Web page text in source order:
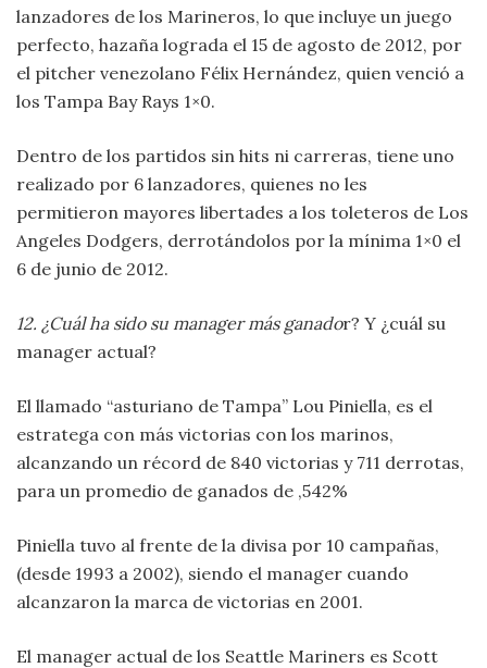
lanzadores de los Marineros, lo que incluye un juego
perfecto, hazaña lograda el 15 de agosto de 2012, por
el pitcher venezolano Félix Hernández, quien venció a
los Tampa Bay Rays 1×0.
Dentro de los partidos sin hits ni carreras, tiene uno
realizado por 6 lanzadores, quienes no les
permitieron mayores libertades a los toleteros de Los
Angeles Dodgers, derrotándolos por la mínima 1×0 el
6 de junio de 2012.
12. ¿Cuál ha sido su manager más ganador? Y ¿cuál su
manager actual?
El llamado “asturiano de Tampa” Lou Piniella, es el
estratega con más victorias con los marinos,
alcanzando un récord de 840 victorias y 711 derrotas,
para un promedio de ganados de ,542%
Piniella tuvo al frente de la divisa por 10 campañas,
(desde 1993 a 2002), siendo el manager cuando
alcanzaron la marca de victorias en 2001.
El manager actual de los Seattle Mariners es Scott